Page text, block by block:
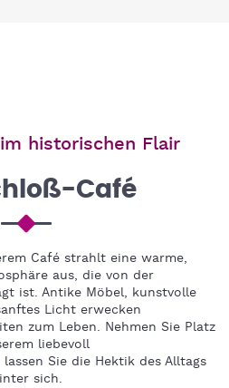
historischen Flair
Café
Café strahlt eine warme,
aus, die von der
ist. Antike Möbel, kunstvolle
Licht erwecken
zum Leben. Nehmen Sie Platz
liebevoll
Sie die Hektik des Alltags
sich.